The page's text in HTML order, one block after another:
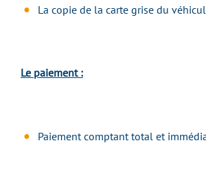
La copie de la carte grise du
Le paiement :
Paiement comptant total et